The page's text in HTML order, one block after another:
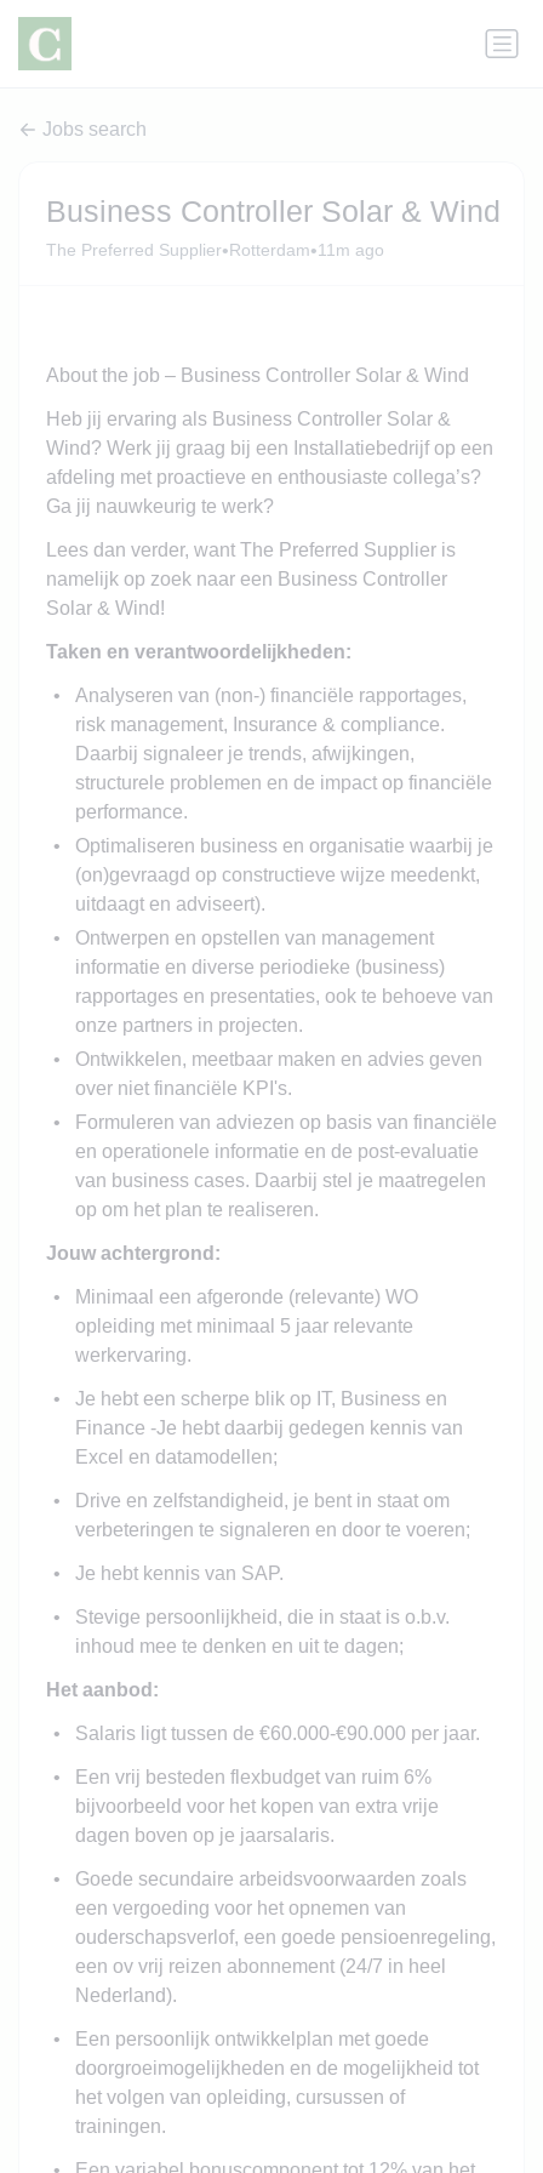
Jobs search
Business Controller Solar & Wind
The Preferred Supplier•Rotterdam•11m ago
About the job – Business Controller Solar & Wind
Heb jij ervaring als Business Controller Solar &
Wind? Werk jij graag bij een Installatiebedrijf op een
afdeling met proactieve en enthousiaste collega’s?
Ga jij nauwkeurig te werk?
Lees dan verder, want The Preferred Supplier is
namelijk op zoek naar een Business Controller
Solar & Wind!
Taken en verantwoordelijkheden:
Analyseren van (non-) financiële rapportages,
risk management, Insurance & compliance.
Daarbij signaleer je trends, afwijkingen,
structurele problemen en de impact op financiële
performance.
Optimaliseren business en organisatie waarbij je
(on)gevraagd op constructieve wijze meedenkt,
uitdaagt en adviseert).
Ontwerpen en opstellen van management
informatie en diverse periodieke (business)
rapportages en presentaties, ook te behoeve van
onze partners in projecten.
Ontwikkelen, meetbaar maken en advies geven
over niet financiële KPI's.
Formuleren van adviezen op basis van financiële
en operationele informatie en de post-evaluatie
van business cases. Daarbij stel je maatregelen
op om het plan te realiseren.
Jouw achtergrond:
Minimaal een afgeronde (relevante) WO
opleiding met minimaal 5 jaar relevante
werkervaring.
Je hebt een scherpe blik op IT, Business en
Finance -Je hebt daarbij gedegen kennis van
Excel en datamodellen;
Drive en zelfstandigheid, je bent in staat om
verbeteringen te signaleren en door te voeren;
Je hebt kennis van SAP.
Stevige persoonlijkheid, die in staat is o.b.v.
inhoud mee te denken en uit te dagen;
Het aanbod:
Salaris ligt tussen de €60.000-€90.000 per jaar.
Een vrij besteden flexbudget van ruim 6%
bijvoorbeeld voor het kopen van extra vrije
dagen boven op je jaarsalaris.
Goede secundaire arbeidsvoorwaarden zoals
een vergoeding voor het opnemen van
ouderschapsverlof, een goede pensioenregeling,
een ov vrij reizen abonnement (24/7 in heel
Nederland).
Een persoonlijk ontwikkelplan met goede
doorgroeimogelijkheden en de mogelijkheid tot
het volgen van opleiding, cursussen of
trainingen.